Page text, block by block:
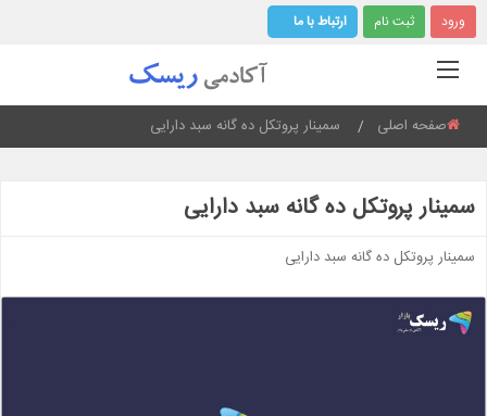
ورود ثبت نام ارتباط با ما
Current:
سمینار پروتکل ده گانه سبد دارایی صفحه اصلی
سمینار پروتکل ده گانه سبد دارایی
سمینار پروتکل ده گانه سبد دارایی